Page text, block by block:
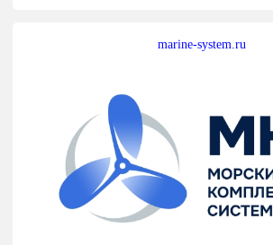
marine-system.ru